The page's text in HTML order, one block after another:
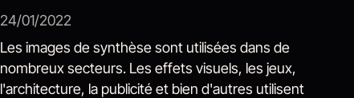
24/01/2022
Les images de synthèse sont utilisées dans de
nombreux secteurs. Les effets visuels, les jeux,
l'architecture, la publicité et bien d'autres utilisent